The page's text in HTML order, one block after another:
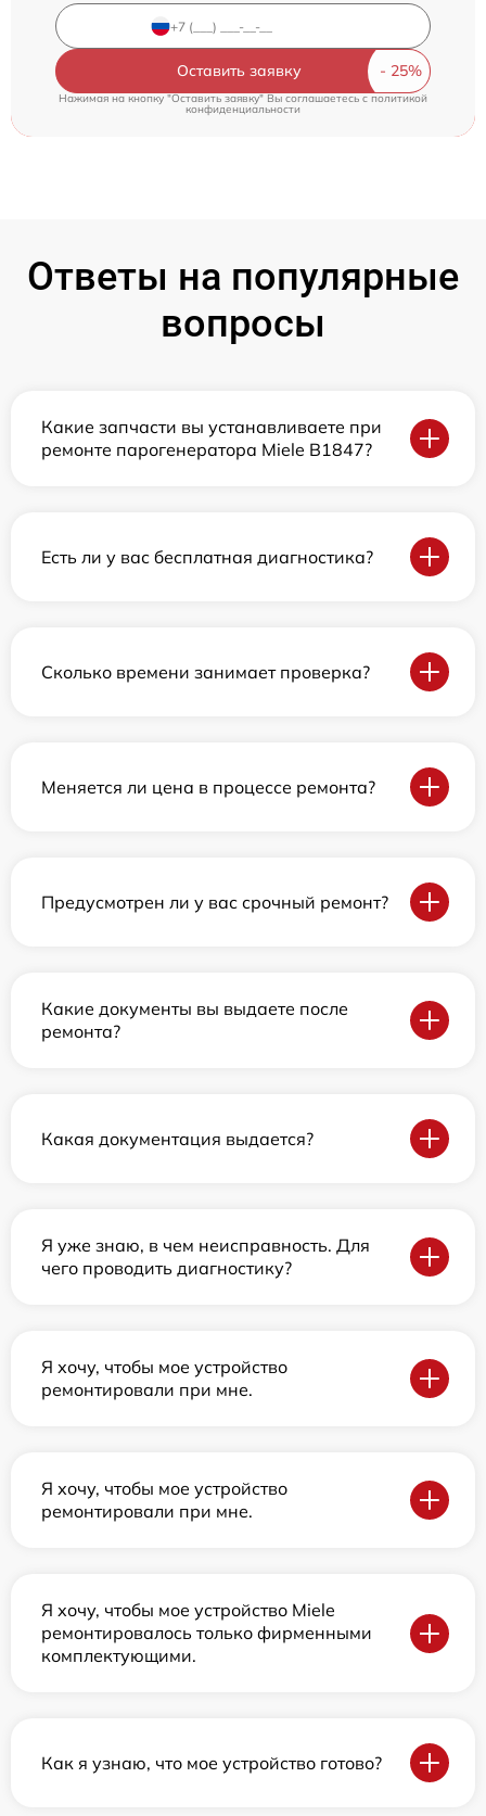
Оставить заявку
Нажимая на кнопку "Оставить заявку" Вы соглашаетесь cполитикой
конфиденциальности
Ответы на популярные
вопросы
Какие запчасти вы устанавливаете при
ремонте парогенератора Miele B1847?
Есть ли у вас бесплатная диагностика?
Сколько времени занимает проверка?
Меняется ли цена в процессе ремонта?
Предусмотрен ли у вас срочный ремонт?
Какие документы вы выдаете после
ремонта?
Какая документация выдается?
Я уже знаю, в чем неисправность. Для
чего проводить диагностику?
Я хочу, чтобы мое устройство
ремонтировали при мне.
Я хочу, чтобы мое устройство
ремонтировали при мне.
Я хочу, чтобы мое устройство Miele
ремонтировалось только фирменными
комплектующими.
Как я узнаю, что мое устройство готово?